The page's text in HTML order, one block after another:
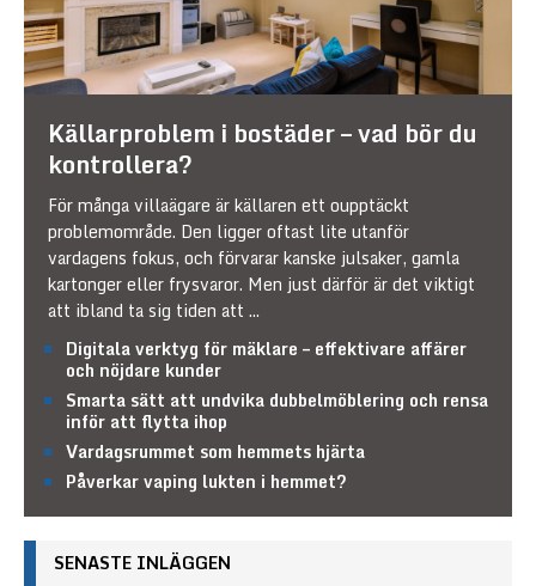
Källarproblem i bostäder – vad bör du
kontrollera?
För många villaägare är källaren ett oupptäckt
problemområde. Den ligger oftast lite utanför
vardagens fokus, och förvarar kanske julsaker, gamla
kartonger eller frysvaror. Men just därför är det viktigt
att ibland ta sig tiden att ...
Digitala verktyg för mäklare – effektivare affärer
och nöjdare kunder
Smarta sätt att undvika dubbelmöblering och rensa
inför att flytta ihop
Vardagsrummet som hemmets hjärta
Påverkar vaping lukten i hemmet?
SENASTE INLÄGGEN